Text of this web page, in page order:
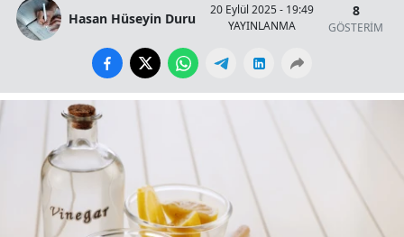
Hasan Hüseyin Duru
20 Eylül 2025 - 19:49
YAYINLANMA
8
GÖSTERİM